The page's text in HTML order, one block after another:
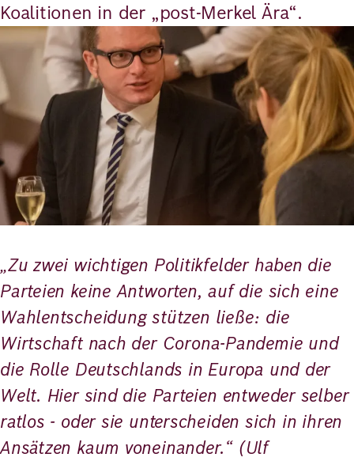
Koalitionen in der „post-Merkel Ära“.
Bild
„Zu zwei wichtigen Politikfelder haben die
Parteien keine Antworten, auf die sich eine
Wahlentscheidung stützen ließe: die
Wirtschaft nach der Corona-Pandemie und
die Rolle Deutschlands in Europa und der
Welt. Hier sind die Parteien entweder selber
ratlos - oder sie unterscheiden sich in ihren
Ansätzen kaum voneinander.“ (Ulf